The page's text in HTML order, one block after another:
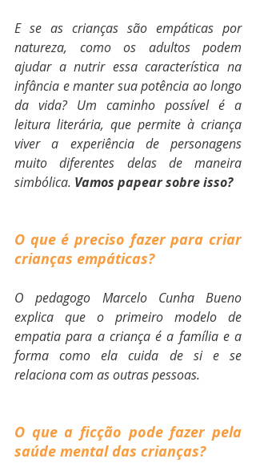
E se as crianças são empáticas por
natureza, como os adultos podem
ajudar a nutrir essa característica na
infância e manter sua potência ao longo
da vida? Um caminho possível é a
leitura literária, que permite à criança
viver a experiência de personagens
muito diferentes delas de maneira
simbólica. Vamos papear sobre isso?
O que é preciso fazer para criar
crianças empáticas?
O pedagogo Marcelo Cunha Bueno
explica que o primeiro modelo de
empatia para a criança é a família e a
forma como ela cuida de si e se
relaciona com as outras pessoas.
O que a ficção pode fazer pela
saúde mental das crianças?